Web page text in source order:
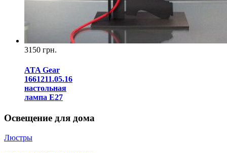
3150 грн.
ATA Gear
1661211.05.16
настольная
лампа Е27
Освещение для дома
Люстры